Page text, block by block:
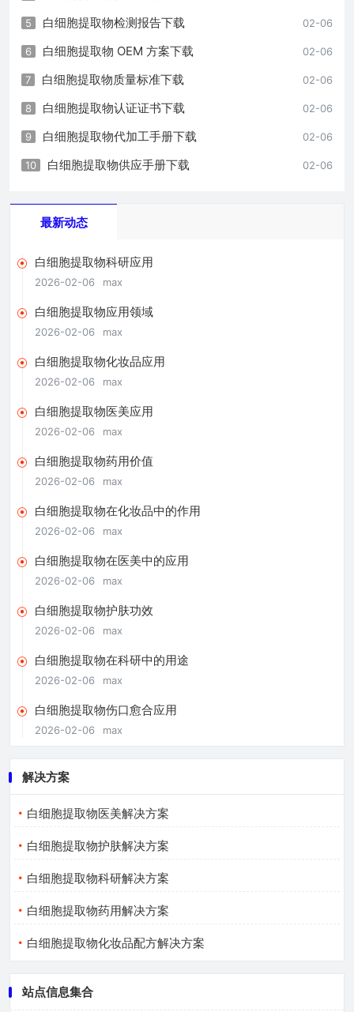
02-06
5 白细胞提取物检测报告下载
02-06
6 白细胞提取物 OEM 方案下载
02-06
7 白细胞提取物质量标准下载
02-06
8 白细胞提取物认证证书下载
02-06
9 白细胞提取物代加工手册下载
02-06
10 白细胞提取物供应手册下载
最新动态
白细胞提取物科研应用
2026-02-06 max
白细胞提取物应用领域
2026-02-06 max
白细胞提取物化妆品应用
2026-02-06 max
白细胞提取物医美应用
2026-02-06 max
白细胞提取物药用价值
2026-02-06 max
白细胞提取物在化妆品中的作用
2026-02-06 max
白细胞提取物在医美中的应用
2026-02-06 max
白细胞提取物护肤功效
2026-02-06 max
白细胞提取物在科研中的用途
2026-02-06 max
白细胞提取物伤口愈合应用
2026-02-06 max
解决方案
白细胞提取物医美解决方案
白细胞提取物护肤解决方案
白细胞提取物科研解决方案
白细胞提取物药用解决方案
白细胞提取物化妆品配方解决方案
站点信息集合